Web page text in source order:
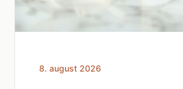
8. august 2026